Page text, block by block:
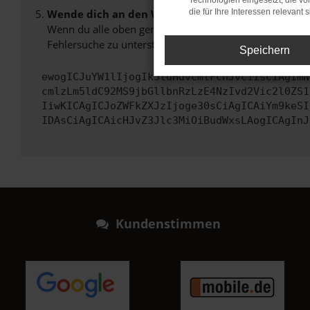
Wende dich an den Webseitenbetreiber.
Wenn du alle oben genannten Schritte versucht hast,
Fehlersuche zu unterstützen:
Kundenstimmen
die für Ihre Interessen relevant
Speichern